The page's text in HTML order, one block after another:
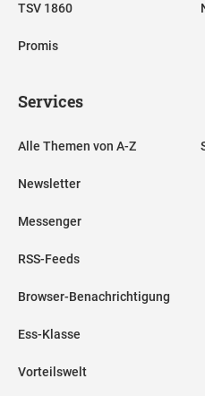
TSV 1860
Promis
Services
Alle Themen von A-Z
Newsletter
Messenger
RSS-Feeds
Browser-Benachrichtigung
Ess-Klasse
Vorteilswelt